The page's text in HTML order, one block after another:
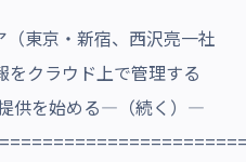
東京・新宿、西沢亮一社
をクラウド上で管理する
供を始める―（続く）―